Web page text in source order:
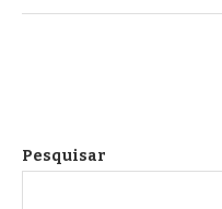
Pesquisar